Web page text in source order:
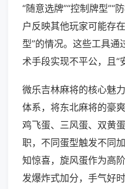
“随意选牌”“控制牌型”“
户反映其他玩家可能存
型”的情况。这些工具通
术手段实现不平公，且“
微乐吉林麻将的核心魅
体系，将东北麻将的豪
鸡飞蛋、三风蛋、双黄
职，不同蛋型触发不同
知惊喜，旋风蛋作为高
发爆炸式加分，手气好